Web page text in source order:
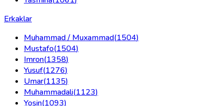
Erkaklar
Muhammad / Muxammad(1504)
Mustafo(1504)
Imron(1358)
Yusuf(1276)
Umar(1135)
Muhammadali(1123)
Yosin(1093)